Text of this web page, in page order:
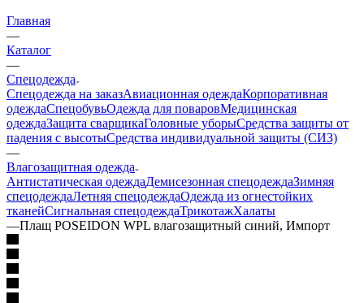
Главная
—
Каталог
—
Спецодежда
Спецодежда на заказАвиационная одеждаКорпоративная
одеждаСпецобувьОдежда для поваровМедицинская
одеждаЗащита сварщикаГоловные уборыСредства защиты от
падения с высотыСредства индивидуальной защиты (СИЗ)
—
Влагозащитная одежда
Антистатическая одеждаДемисезонная спецодеждаЗимняя
спецодеждаЛетняя спецодеждаОдежда из огнестойких
тканейСигнальная спецодеждаТрикотажХалаты
—Плащ POSEIDON WPL влагозащитный синий, Импорт